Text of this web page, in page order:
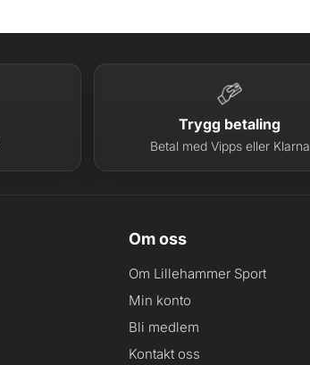
Trygg betaling
Betal med Vipps eller Klarna
Om oss
Om Lillehammer Sport
Min konto
Bli medlem
Kontakt oss